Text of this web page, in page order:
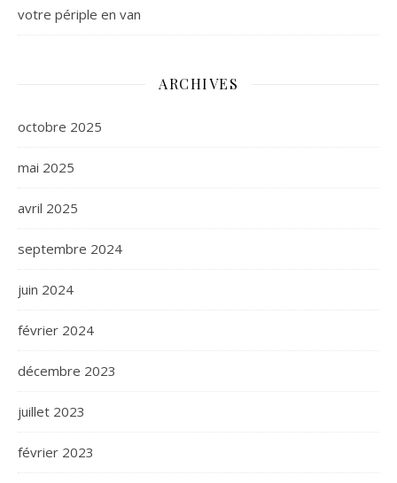
votre périple en van
ARCHIVES
octobre 2025
mai 2025
avril 2025
septembre 2024
juin 2024
février 2024
décembre 2023
juillet 2023
février 2023